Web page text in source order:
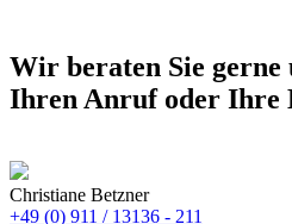
Wir beraten Sie gerne
Ihren Anruf oder Ihre
Christiane Betzner
+49 (0) 911 / 13136 - 211